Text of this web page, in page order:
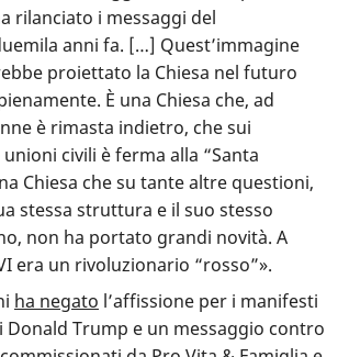
rilanciato i messaggi del
anni fa. […] Quest’immagine
proiettato la Chiesa nel futuro
È una Chiesa che, ad
è rimasta indietro, che sui
civili è ferma alla “Santa
Chiesa che su tante altre questioni,
stessa struttura e il suo stesso
non ha portato grandi novità. A
era un rivoluzionario “rosso”».
ha negato l’affissione per i manifesti
Donald Trump e un messaggio contro